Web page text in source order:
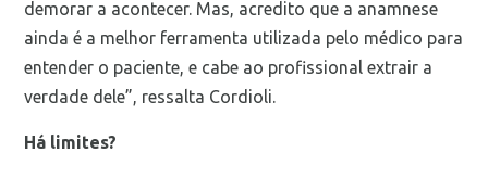
demorar a acontecer. Mas, acredito que a anamnese
ainda é a melhor ferramenta utilizada pelo médico para
entender o paciente, e cabe ao profissional extrair a
verdade dele”, ressalta Cordioli.
Há limites?